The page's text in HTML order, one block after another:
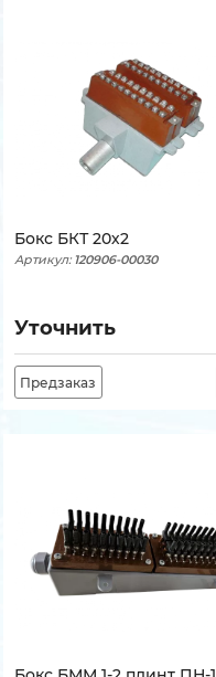
Бокс БКТ 20х2
Артикул: 120906-00030
Уточнить
Предзаказ